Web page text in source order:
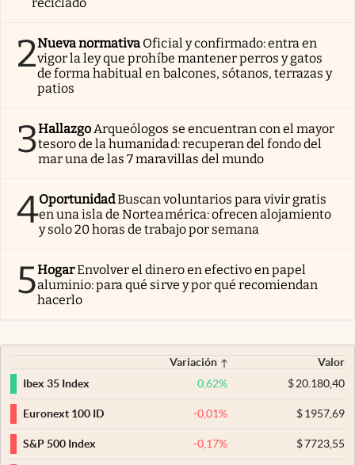
2Nueva normativa Oficial y confirmado: entra en
vigor la ley que prohíbe mantener perros y gatos
de forma habitual en balcones, sótanos, terrazas y
patios
3Hallazgo Arqueólogos se encuentran con el mayor
tesoro de la humanidad: recuperan del fondo del
mar una de las 7 maravillas del mundo
4OportunidadBuscan voluntarios para vivir gratis
en una isla de Norteamérica: ofrecen alojamiento
y solo 20 horas de trabajo por semana
5HogarEnvolver el dinero en efectivo en papel
aluminio: para qué sirve y por qué recomiendan
hacerlo
Variación
Valor
Ibex 35 Index
0,62% $20.180,40
Euronext 100 ID -0,01% $1957,69
S&P 500 Index -0,17% $7723,55